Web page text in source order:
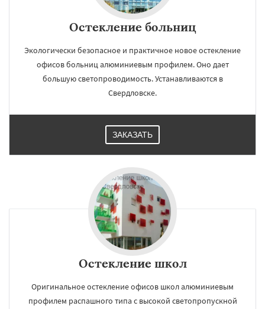
Остекление больниц
Экологически безопасное и практичное новое остекление
офисов больниц алюминиевым профилем. Оно дает
большую светопроводимость. Устанавливаются в
Свердловске.
ЗАКАЗАТЬ
Остекление школ
Оригинальное остекление офисов школ алюминиевым
профилем распашного типа с высокой светопропускной